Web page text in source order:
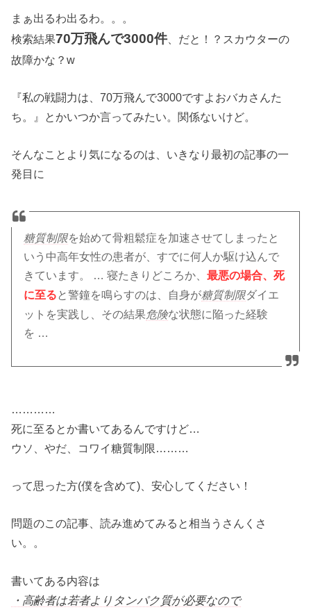
まぁ出るわ出るわ。。。
検索結果70万飛んで3000件 、だと！？スカウターの
故障かな？w
『私の戦闘力は、70万飛んで3000ですよおバカさんた
ち。』とかいつか言ってみたい。関係ないけど。
そんなことより気になるのは、いきなり最初の記事の一
発目に
糖質制限を始めて骨粗鬆症を加速させてしまったと
いう中高年女性の患者が、すでに何人か駆け込んで
きています。 … 寝たきりどころか、最悪の場合、死
に至る と警鐘を鳴らすのは、自身が糖質制限ダイエ
ットを実践し、その結果危険な状態に陥った経験
を …
…………
死に至るとか書いてあるんですけど…
ウソ、やだ、コワイ糖質制限………
って思った方(僕を含めて)、安心してください！
問題のこの記事、読み進めてみると相当うさんくさ
い。。
書いてある内容は
・高齢者は若者よりタンパク質が必要なので